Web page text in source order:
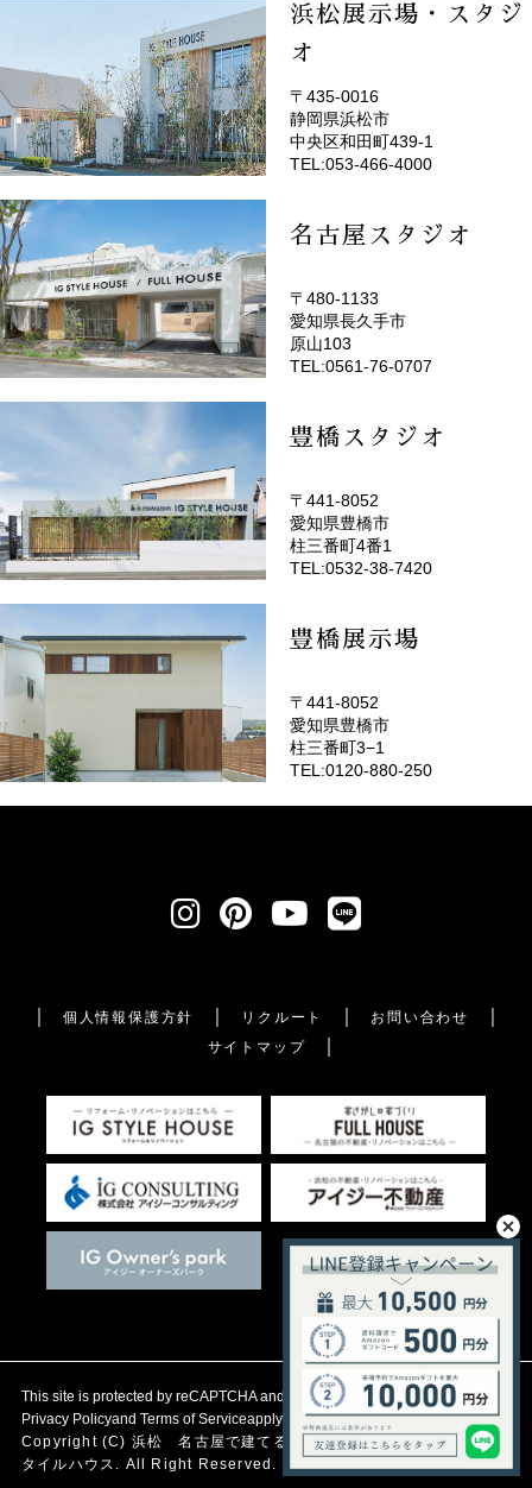
浜松展示場・スタジ
オ
(EMOTOP浜松)
〒435-0016
静岡県浜松市
中央区和田町439-1
TEL:053-466-4000
名古屋スタジオ
(EMOTOP名古屋)
〒480-1133
愛知県長久手市
原山103
TEL:0561-76-0707
豊橋スタジオ
(EMOTOP豊橋)
〒441-8052
愛知県豊橋市
柱三番町4番1
TEL:0532-38-7420
豊橋展示場
〒441-8052
愛知県豊橋市
柱三番町3−1
TEL:0120-880-250
個人情報保護方針 リクルート
お問い合わせ
サイトマップ
This site is protected by reCAPTCHA and the Google
Privacy Policyand Terms of Serviceapply.
Copyright (C) 浜松 名古屋で建てる自然素材の注文住宅アイジース
タイルハウス. All Right Reserved.